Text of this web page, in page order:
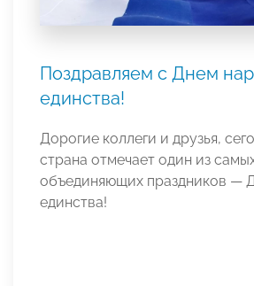
Поздравляем с Днем
единства!
Дорогие коллеги и друзья,
страна отмечает один из
объединяющих праздников —
единства!